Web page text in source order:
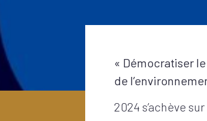
« Démocratiser
de
2024 s’achève